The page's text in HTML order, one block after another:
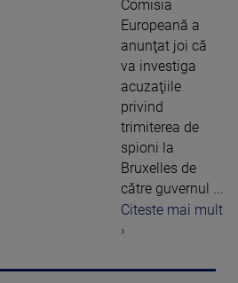
Comisia
Europeană a
anunţat joi că
va investiga
acuzaţiile
privind
trimiterea de
spioni la
Bruxelles de
către guvernul ...
Citeste mai mult
›